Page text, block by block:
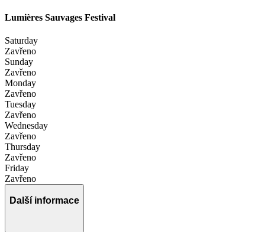
Lumières Sauvages Festival
Saturday
Zavřeno
Sunday
Zavřeno
Monday
Zavřeno
Tuesday
Zavřeno
Wednesday
Zavřeno
Thursday
Zavřeno
Friday
Zavřeno
Další informace